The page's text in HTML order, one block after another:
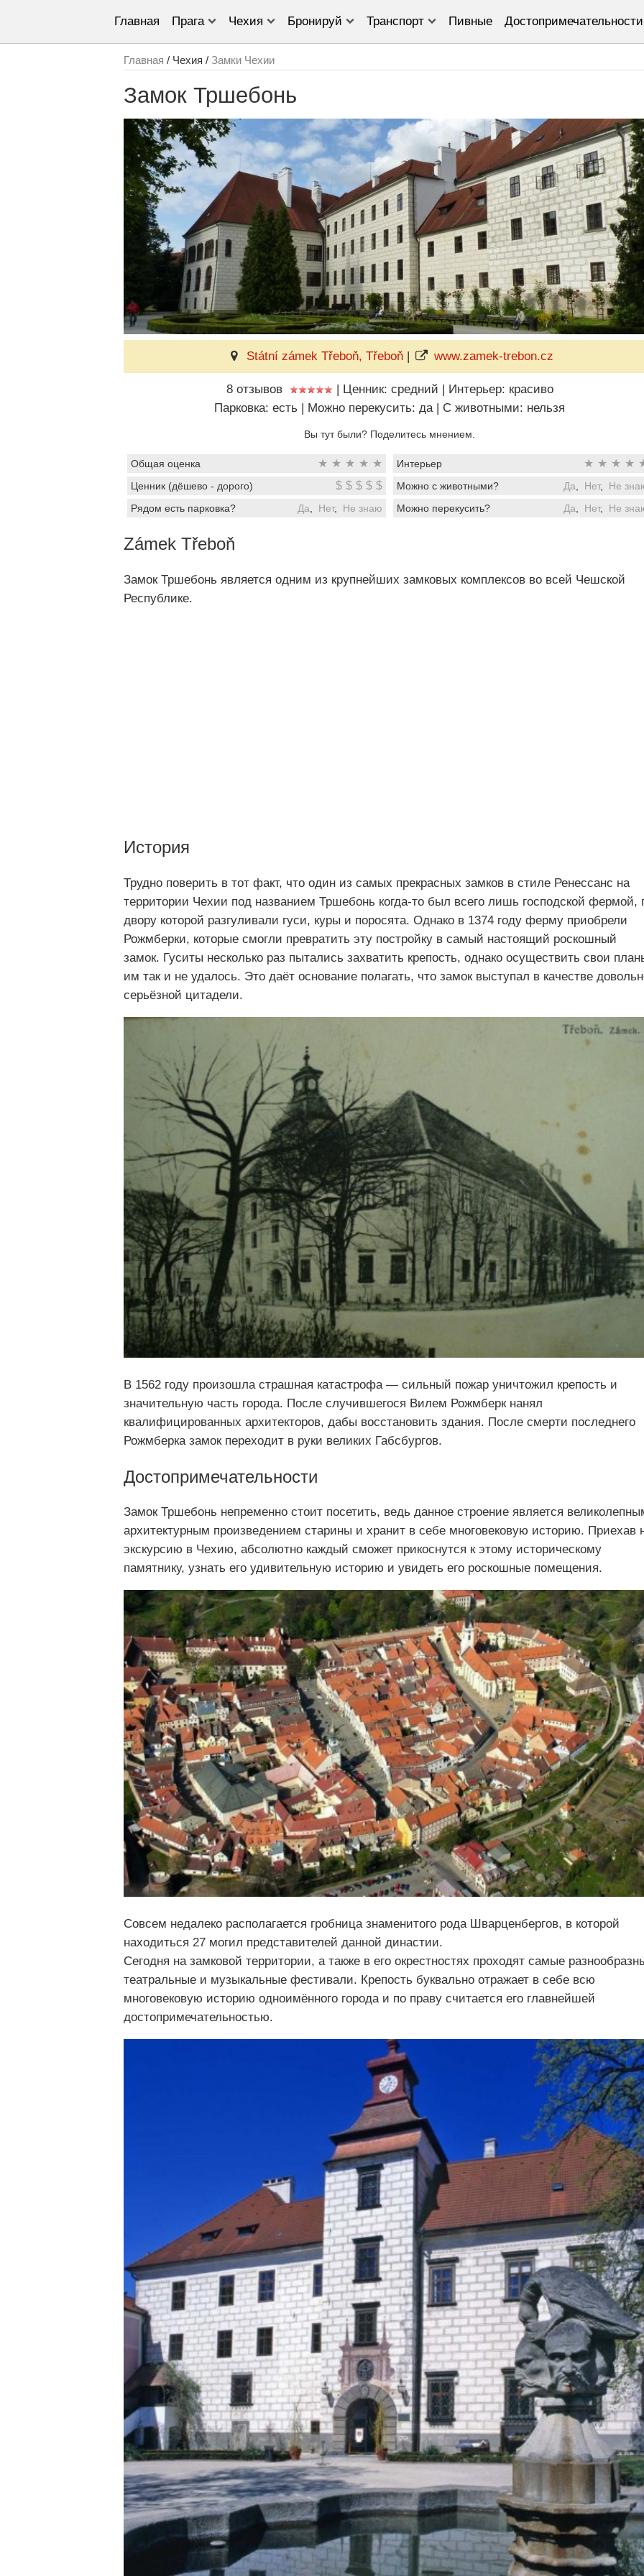
Главная Прага Чехия Бронируй Транспорт Пивные Достопримечательности
Главная / Чехия / Замки Чехии
Замок Тршебонь
Státní zámek Třeboň, Třeboň | www.zamek-trebon.cz
8 отзывов | Ценник: средний | Интерьер: красиво
Парковка: есть | Можно перекусить: да | C животными: нельзя
Вы тут были? Поделитесь мнением.
Общая оценка ★ ★ ★ ★ ★ Интерьер ★ ★ ★ ★
Ценник (дёшево - дорого) $ $ $ $ $ Можно с животными? Да Нет, Не
Рядом есть парковка?
Да Нет, Не знаю Можно перекусить? Да Нет, Не
Zámek Třeboň
Замок Тршебонь является одним из крупнейших замковых комплексов во всей Чешской
Республике.
История
Трудно поверить в тот факт, что один из самых прекрасных замков в стиле Ренессанс на
территории Чехии под названием Тршебонь когда-то был всего лишь господской фермой,
двору которой разгуливали гуси, куры и поросята. Однако в 1374 году ферму приобрели
Рожмберки, которые смогли превратить эту постройку в самый настоящий роскошный
замок. Гуситы несколько раз пытались захватить крепость, однако осуществить свои
им так и не удалось. Это даёт основание полагать, что замок выступал в качестве
серьёзной цитадели.
В 1562 году произошла страшная катастрофа — сильный пожар уничтожил крепость и
значительную часть города. После случившегося Вилем Рожмберк нанял
квалифицированных архитекторов, дабы восстановить здания. После смерти последнего
Рожмберка замок переходит в руки великих Габсбургов.
Достопримечательности
Замок Тршебонь непременно стоит посетить, ведь данное строение является
архитектурным произведением старины и хранит в себе многовековую историю. Приехав
экскурсию в Чехию, абсолютно каждый сможет прикоснутся к этому историческому
памятнику, узнать его удивительную историю и увидеть его роскошные помещения.
Совсем недалеко располагается гробница знаменитого рода Шварценбергов, в которой
находиться 27 могил представителей данной династии.
Сегодня на замковой территории, а также в его окрестностях проходят самые
театральные и музыкальные фестивали. Крепость буквально отражает в себе всю
многовековую историю одноимённого города и по праву считается его главнейшей
достопримечательностью.